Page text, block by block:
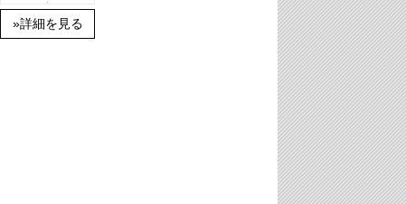
»詳細を見る